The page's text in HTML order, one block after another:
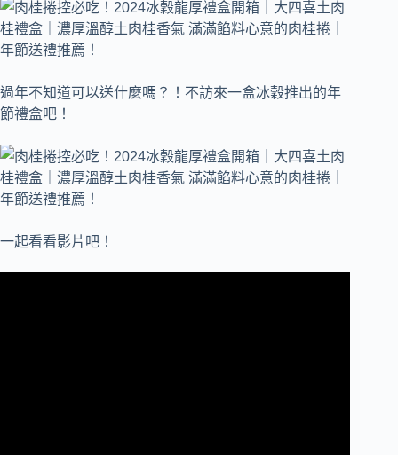
過年不知道可以送什麼嗎？！不訪來一盒冰穀推出的年
節禮盒吧！
一起看看影片吧！